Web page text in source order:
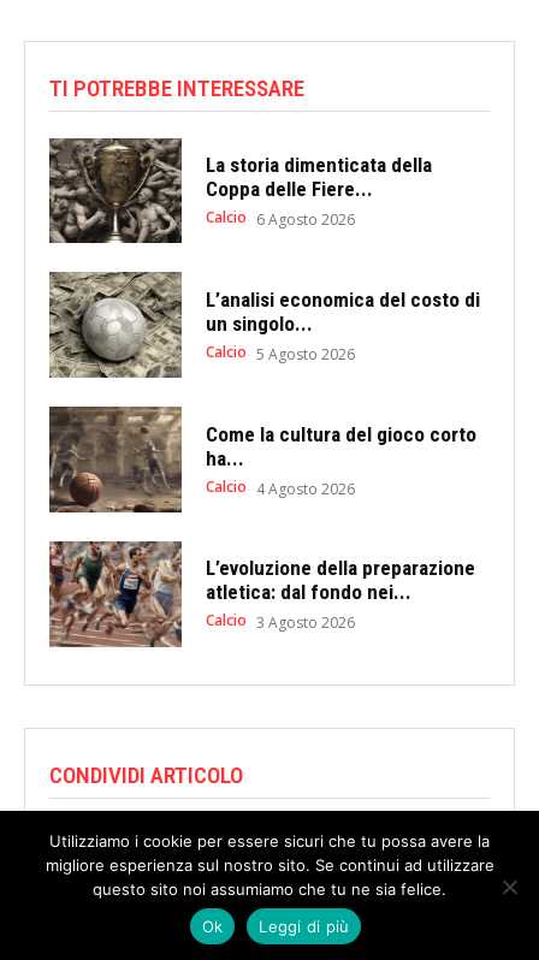
TI POTREBBE INTERESSARE
La storia dimenticata della
Coppa delle Fiere...
Calcio 6 Agosto 2026
L’analisi economica del costo di
un singolo...
Calcio 5 Agosto 2026
Come la cultura del gioco corto
ha...
Calcio 4 Agosto 2026
L’evoluzione della preparazione
atletica: dal fondo nei...
Calcio 3 Agosto 2026
CONDIVIDI ARTICOLO
Utilizziamo i cookie per essere sicuri che tu possa avere la
migliore esperienza sul nostro sito. Se continui ad utilizzare
questo sito noi assumiamo che tu ne sia felice.
Ok
Leggi di più